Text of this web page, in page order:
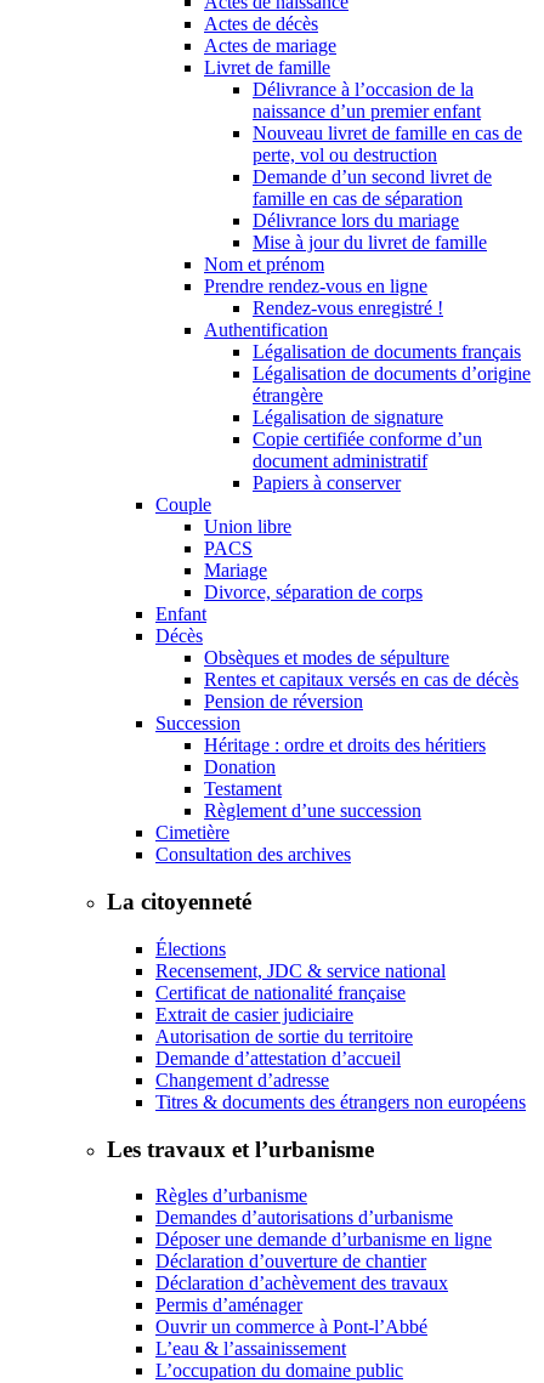
Actes de décès
Actes de mariage
Livret de famille
Délivrance à l’occasion de la
naissance d’un premier enfant
Nouveau livret de famille en cas de
perte, vol ou destruction
Demande d’un second livret de
famille en cas de séparation
Délivrance lors du mariage
Mise à jour du livret de famille
Nom et prénom
Prendre rendez-vous en ligne
Rendez-vous enregistré !
Authentification
Légalisation de documents français
Légalisation de documents d’origine
étrangère
Légalisation de signature
Copie certifiée conforme d’un
document administratif
Papiers à conserver
Couple
Union libre
PACS
Mariage
Divorce, séparation de corps
Enfant
Décès
Obsèques et modes de sépulture
Rentes et capitaux versés en cas de décès
Pension de réversion
Succession
Héritage : ordre et droits des héritiers
Donation
Testament
Règlement d’une succession
Cimetière
Consultation des archives
La citoyenneté
Élections
Recensement, JDC & service national
Certificat de nationalité française
Extrait de casier judiciaire
Autorisation de sortie du territoire
Demande d’attestation d’accueil
Changement d’adresse
Titres & documents des étrangers non européens
Les travaux et l’urbanisme
Règles d’urbanisme
Demandes d’autorisations d’urbanisme
Déposer une demande d’urbanisme en ligne
Déclaration d’ouverture de chantier
Déclaration d’achèvement des travaux
Permis d’aménager
Ouvrir un commerce à Pont-l’Abbé
L’eau & l’assainissement
L’occupation du domaine public